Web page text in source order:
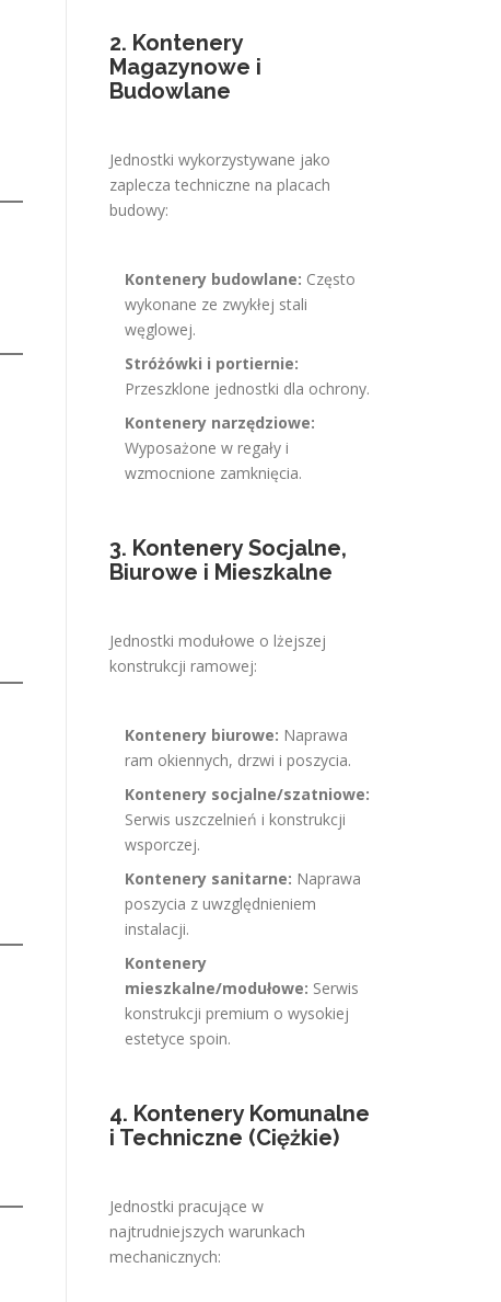
2. Kontenery
Magazynowe i
Budowlane
Jednostki wykorzystywane jako
zaplecza techniczne na placach
budowy:
Kontenery budowlane: Często
wykonane ze zwykłej stali
węglowej.
Stróżówki i portiernie:
Przeszklone jednostki dla ochrony.
Kontenery narzędziowe:
Wyposażone w regały i
wzmocnione zamknięcia.
3. Kontenery Socjalne,
Biurowe i Mieszkalne
Jednostki modułowe o lżejszej
konstrukcji ramowej:
Kontenery biurowe: Naprawa
ram okiennych, drzwi i poszycia.
Kontenery socjalne/szatniowe:
Serwis uszczelnień i konstrukcji
wsporczej.
Kontenery sanitarne: Naprawa
poszycia z uwzględnieniem
instalacji.
Kontenery
mieszkalne/modułowe: Serwis
konstrukcji premium o wysokiej
estetyce spoin.
4. Kontenery Komunalne
i Techniczne (Ciężkie)
Jednostki pracujące w
najtrudniejszych warunkach
mechanicznych: